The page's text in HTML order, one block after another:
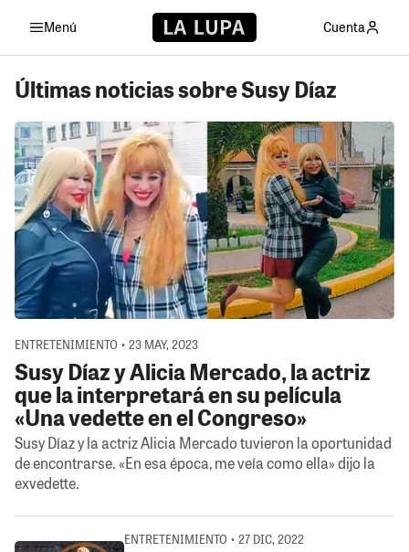
Menú Cuenta
Últimas noticias sobre Susy Díaz
ENTRETENIMIENTO • 23 MAY, 2023
Susy Díaz y Alicia Mercado, la actriz
que la interpretará en su película
«Una vedette en el Congreso»
Susy Díaz y la actriz Alicia Mercado tuvieron la oportunidad
de encontrarse. «En esa época, me veía como ella» dijo la
exvedette.
ENTRETENIMIENTO • 27 DIC, 2022